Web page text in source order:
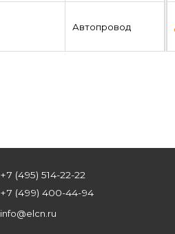
Автопровод
+7 (495) 514-22-22
+7 (499) 400-44-94
info@elcn.ru